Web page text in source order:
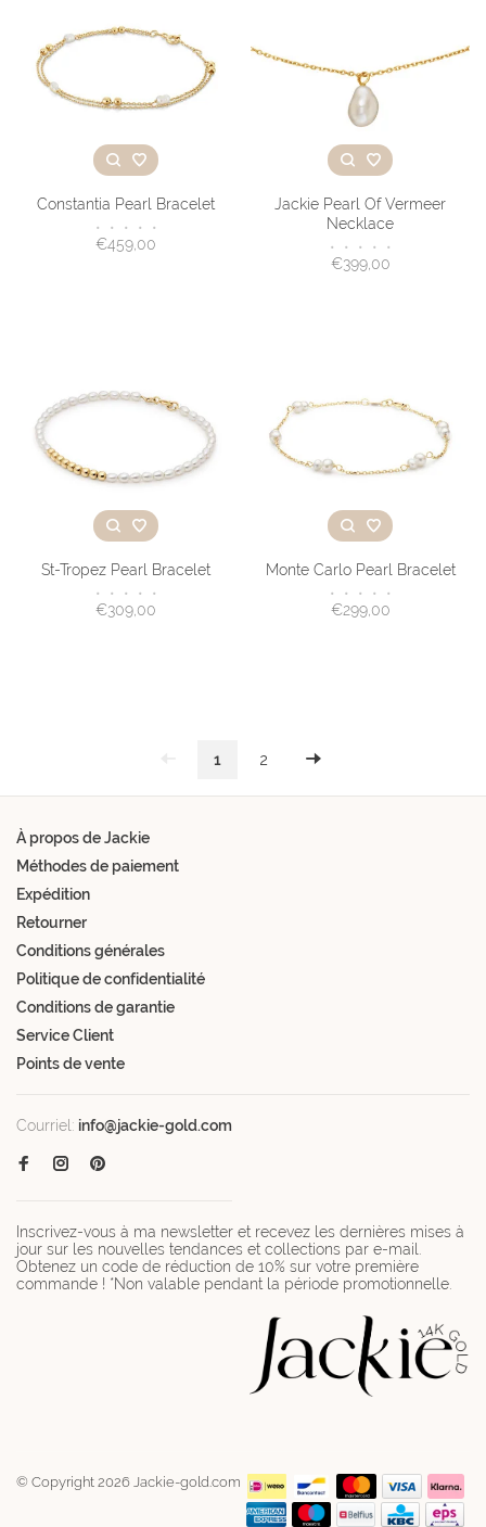
Constantia Pearl Bracelet
• • • • •
€459,00
Jackie Pearl Of Vermeer
Necklace
• • • • •
€399,00
St-Tropez Pearl Bracelet
• • • • •
€309,00
Monte Carlo Pearl Bracelet
• • • • •
€299,00
1 2
À propos de Jackie
Méthodes de paiement
Expédition
Retourner
Conditions générales
Politique de confidentialité
Conditions de garantie
Service Client
Points de vente
Courriel: info@jackie-gold.com
Inscrivez-vous à ma newsletter et recevez les dernières mises à
jour sur les nouvelles tendances et collections par e-mail.
Obtenez un code de réduction de 10% sur votre première
commande ! *Non valable pendant la période promotionnelle.
© Copyright 2026 Jackie-gold.com